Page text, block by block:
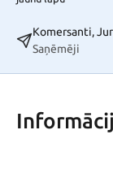
Komersanti,
Saņēmēji